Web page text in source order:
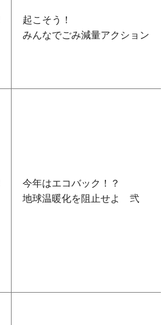
起こそう！
みんなでごみ減量アクション
今年はエコバック！？
地球温暖化を阻止せよ 弐